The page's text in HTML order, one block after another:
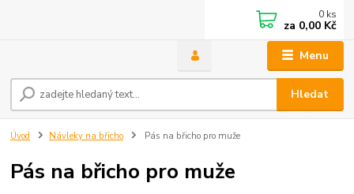
Menu
Hledat
0 ks
za 0,00 Kč
Úvod Návleky na břicho Pás na břicho pro muže
Pás na břicho pro muže